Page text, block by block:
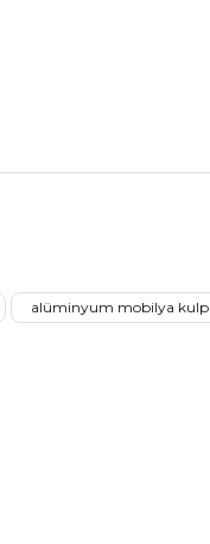
alüminyum mobilya